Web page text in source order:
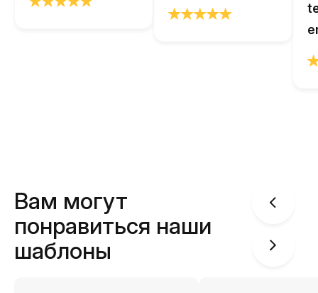
Вам могут
понравиться наши
шаблоны